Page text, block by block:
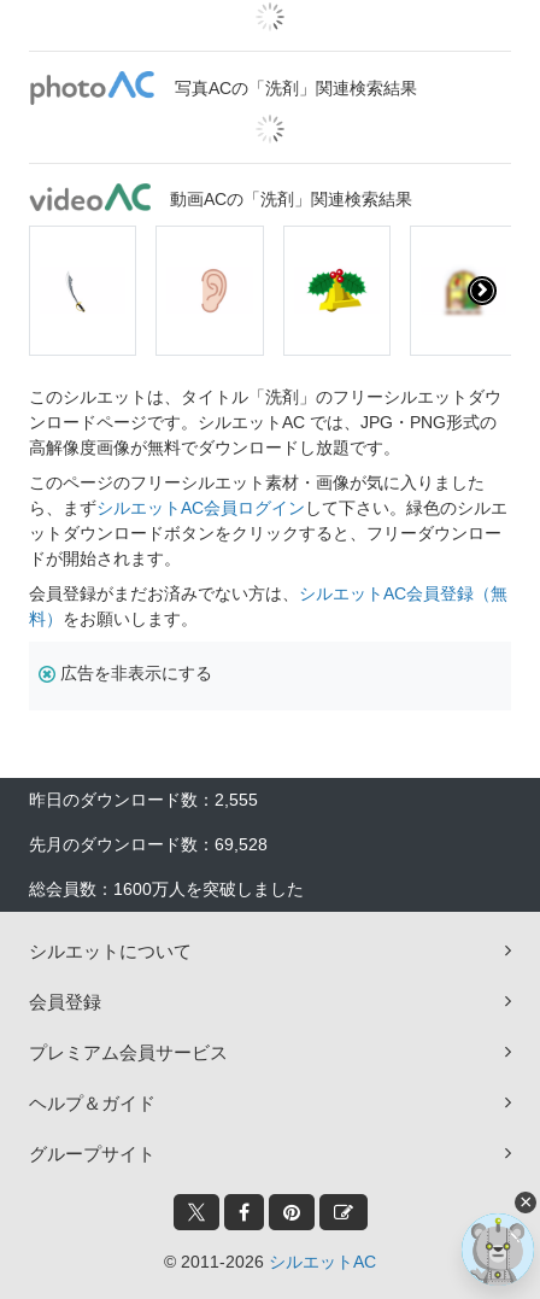
写真ACの「洗剤」関連検索結果
動画ACの「洗剤」関連検索結果
このシルエットは、タイトル「洗剤」のフリーシルエットダウ
ンロードページです。シルエットAC では、JPG・PNG形式の
高解像度画像が無料でダウンロードし放題です。
このページのフリーシルエット素材・画像が気に入りました
ら、まずシルエットAC会員ログイン して下さい。緑色のシルエ
ットダウンロードボタンをクリックすると、フリーダウンロー
ドが開始されます。
会員登録がまだお済みでない方は、 シルエットAC会員登録（無
料） をお願いします。
広告を非表示にする
昨日のダウンロード数：2,555
先月のダウンロード数：69,528
総会員数：1600万人を突破しました
シルエットについて
会員登録
プレミアム会員サービス
ヘルプ＆ガイド
グループサイト
© 2011-2026 シルエットAC
×